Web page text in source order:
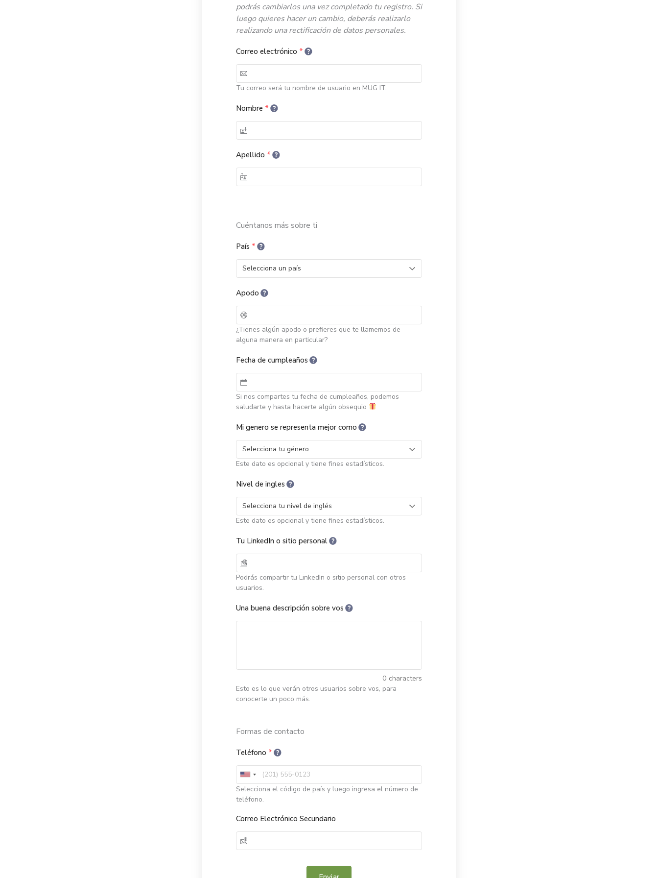
podrás cambiarlos una vez completado tu registro. Si
luego quieres hacer un cambio, deberás realizarlo
realizando una rectificación de datos personales.
Correo electrónico *
Tu correo será tu nombre de usuario en MUG IT.
Nombre *
Apellido *
Cuéntanos más sobre ti
País *
Apodo
¿Tienes algún apodo o prefieres que te llamemos de
alguna manera en particular?
Fecha de cumpleaños
Si nos compartes tu fecha de cumpleaños, podemos
saludarte y hasta hacerte algún obsequio
Mi genero se representa mejor como
Este dato es opcional y tiene fines estadísticos.
Nivel de ingles
Este dato es opcional y tiene fines estadísticos.
Tu LinkedIn o sitio personal
Podrás compartir tu LinkedIn o sitio personal con otros
usuarios.
Una buena descripción sobre vos
0 characters
Esto es lo que verán otros usuarios sobre vos, para
conocerte un poco más.
Formas de contacto
Teléfono *
Selecciona el código de país y luego ingresa el número de
teléfono.
Correo Electrónico Secundario